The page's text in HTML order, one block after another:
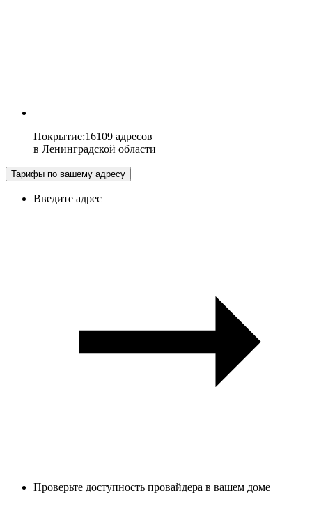
Покрытие:16109 адресов
в Ленинградской области
Тарифы по вашему адресу
Введите адрес
Проверьте доступность провайдера в вашем доме